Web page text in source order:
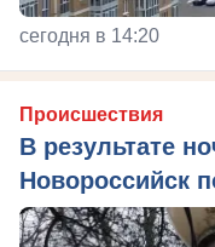
сегодня в 14:20
Происшествия
В результате
Новороссийск